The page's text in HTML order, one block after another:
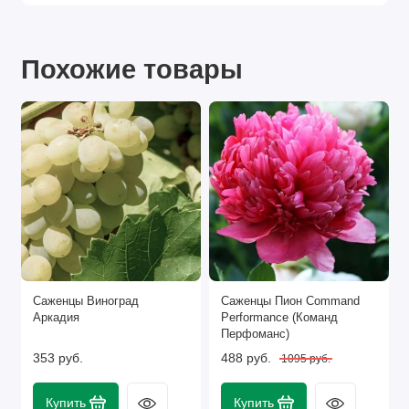
Похожие товары
Саженцы Виноград
Аркадия
353 руб.
Купить
Саженцы Пион Command
Performance (Команд
Перфоманс)
488 руб. 1095 руб.
Купить